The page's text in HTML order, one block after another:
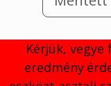
Kérjük,
eredmény